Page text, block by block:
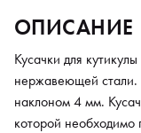
участков и добиться
имеют небольшой
процессе работы.
ОПИСАНИЕ
Кусачки для
нержавеющей
наклоном 4 мм.
которой необходимо